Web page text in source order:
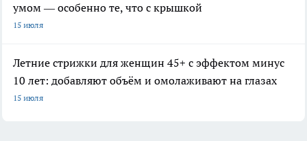
умом — особенно те, что с крышкой
15 июля
Летние стрижки для женщин 45+ с эффектом минус
10 лет: добавляют объём и омолаживают на глазах
15 июля